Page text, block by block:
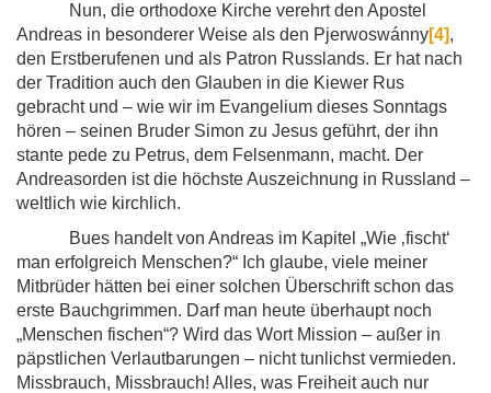
Nun, die orthodoxe Kirche verehrt den Apostel
Andreas in besonderer Weise als den Pjerwoswánny[4],
den Erstberufenen und als Patron Russlands. Er hat nach
der Tradition auch den Glauben in die Kiewer Rus
gebracht und – wie wir im Evangelium dieses Sonntags
hören – seinen Bruder Simon zu Jesus geführt, der ihn
stante pede zu Petrus, dem Felsenmann, macht. Der
Andreasorden ist die höchste Auszeichnung in Russland –
weltlich wie kirchlich.
Bues handelt von Andreas im Kapitel „Wie ‚fischt‘
man erfolgreich Menschen?“ Ich glaube, viele meiner
Mitbrüder hätten bei einer solchen Überschrift schon das
erste Bauchgrimmen. Darf man heute überhaupt noch
„Menschen fischen“? Wird das Wort Mission – außer in
päpstlichen Verlautbarungen – nicht tunlichst vermieden.
Missbrauch, Missbrauch! Alles, was Freiheit auch nur